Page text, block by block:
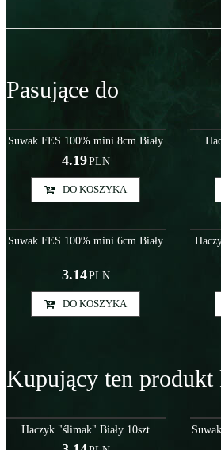
Pasujące do
Suwak FES 100% mini 8cm Biały
4.19PLN
DO KOSZYKA
Suwak FES 100% mini 6cm Biały
3.14PLN
DO KOSZYKA
Kupujący ten produkt
Haczyk "ślimak" Biały 10szt